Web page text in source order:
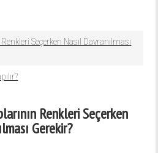
Seçerken Nasıl Davranılması
Renkleri Seçerken
Gerekir?